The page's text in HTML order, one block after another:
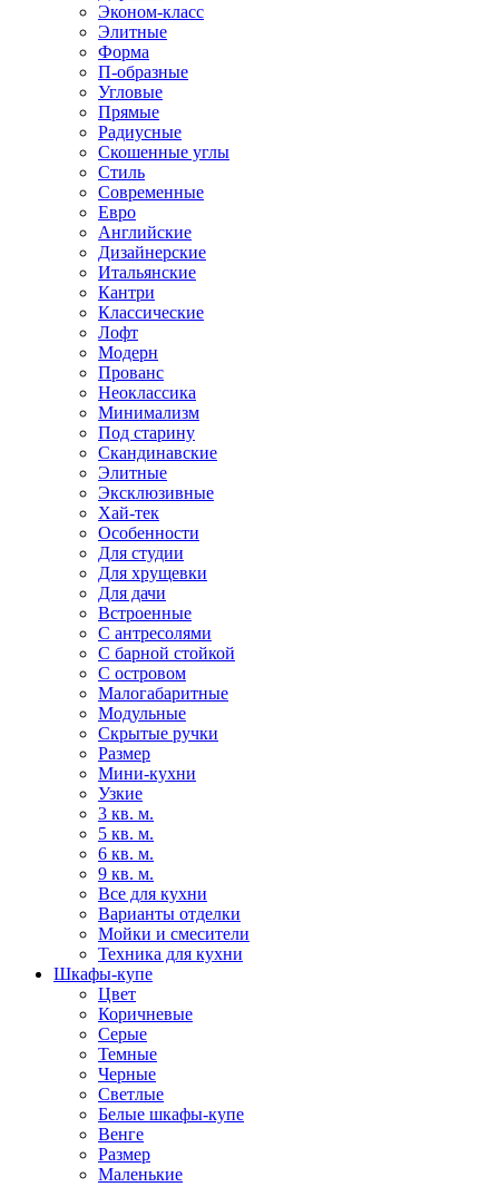
Эконом-класс
Элитные
Форма
П-образные
Угловые
Прямые
Радиусные
Скошенные углы
Стиль
Современные
Евро
Английские
Дизайнерские
Итальянские
Кантри
Классические
Лофт
Модерн
Прованс
Неоклассика
Минимализм
Под старину
Скандинавские
Элитные
Эксклюзивные
Хай-тек
Особенности
Для студии
Для хрущевки
Для дачи
Встроенные
С антресолями
С барной стойкой
С островом
Малогабаритные
Модульные
Скрытые ручки
Размер
Мини-кухни
Узкие
3 кв. м.
5 кв. м.
6 кв. м.
9 кв. м.
Все для кухни
Варианты отделки
Мойки и смесители
Техника для кухни
Шкафы-купе
Цвет
Коричневые
Серые
Темные
Черные
Светлые
Белые шкафы-купе
Венге
Размер
Маленькие